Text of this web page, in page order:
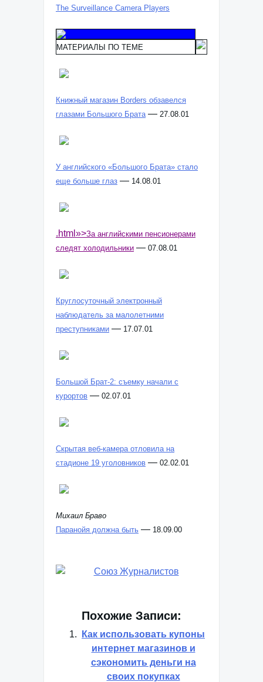
The Surveillance Camera Players
МАТЕРИАЛЫ ПО ТЕМЕ
Книжный магазин Borders обзавелся
глазами Большого Брата — 27.08.01
У английского «Большого Брата» стало
еще больше глаз — 14.08.01
.html»>За английскими пенсионерами
следят холодильники — 07.08.01
Круглосуточный электронный
наблюдатель за малолетними
преступниками — 17.07.01
Большой Брат-2: съемку начали с
курортов — 02.07.01
Скрытая веб-камера отловила на
стадионе 19 уголовников — 02.02.01
Михаил Браво
Паранойя должна быть — 18.09.00
Похожие Записи:
Как использовать купоны
интернет магазинов и
сэкономить деньги на
своих покупках